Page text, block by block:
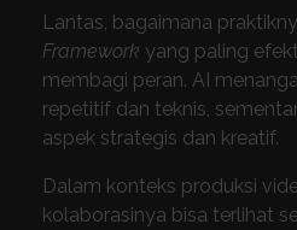
Lantas, bagaimana
Framework yang paling
membagi peran. AI
repetitif dan teknis,
aspek strategis dan kreatif.
Dalam konteks produksi
kolaborasinya bisa terlihat